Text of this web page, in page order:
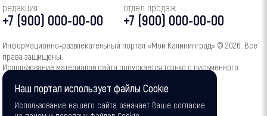
редакция
+7 (900) 000-00-00
отдел продаж
+7 (900) 000-00-00
Информационно‑развлекательный портал «Мой Калининград» © 2026. Все
права защищены.
Использование материалов сайта допускается только с письменного
согласия администрации портала.
16+
Наш портал использует файлы Cookie
Использование нашего сайта означает Ваше согласие